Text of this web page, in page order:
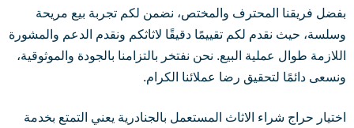
بفضل فريقنا المحترف والمختص، نضمن لكم تجربة بيع مريحة
وسلسة، حيث نقدم لكم تقييمًا دقيقًا لاثاثكم ونقدم الدعم والمشورة
اللازمة طوال عملية البيع. نحن نفتخر بالتزامنا بالجودة والموثوقية،
ونسعى دائمًا لتحقيق رضا عملائنا الكرام.
اختيار حراج شراء الاثاث المستعمل بالجنادرية يعني التمتع بخدمة